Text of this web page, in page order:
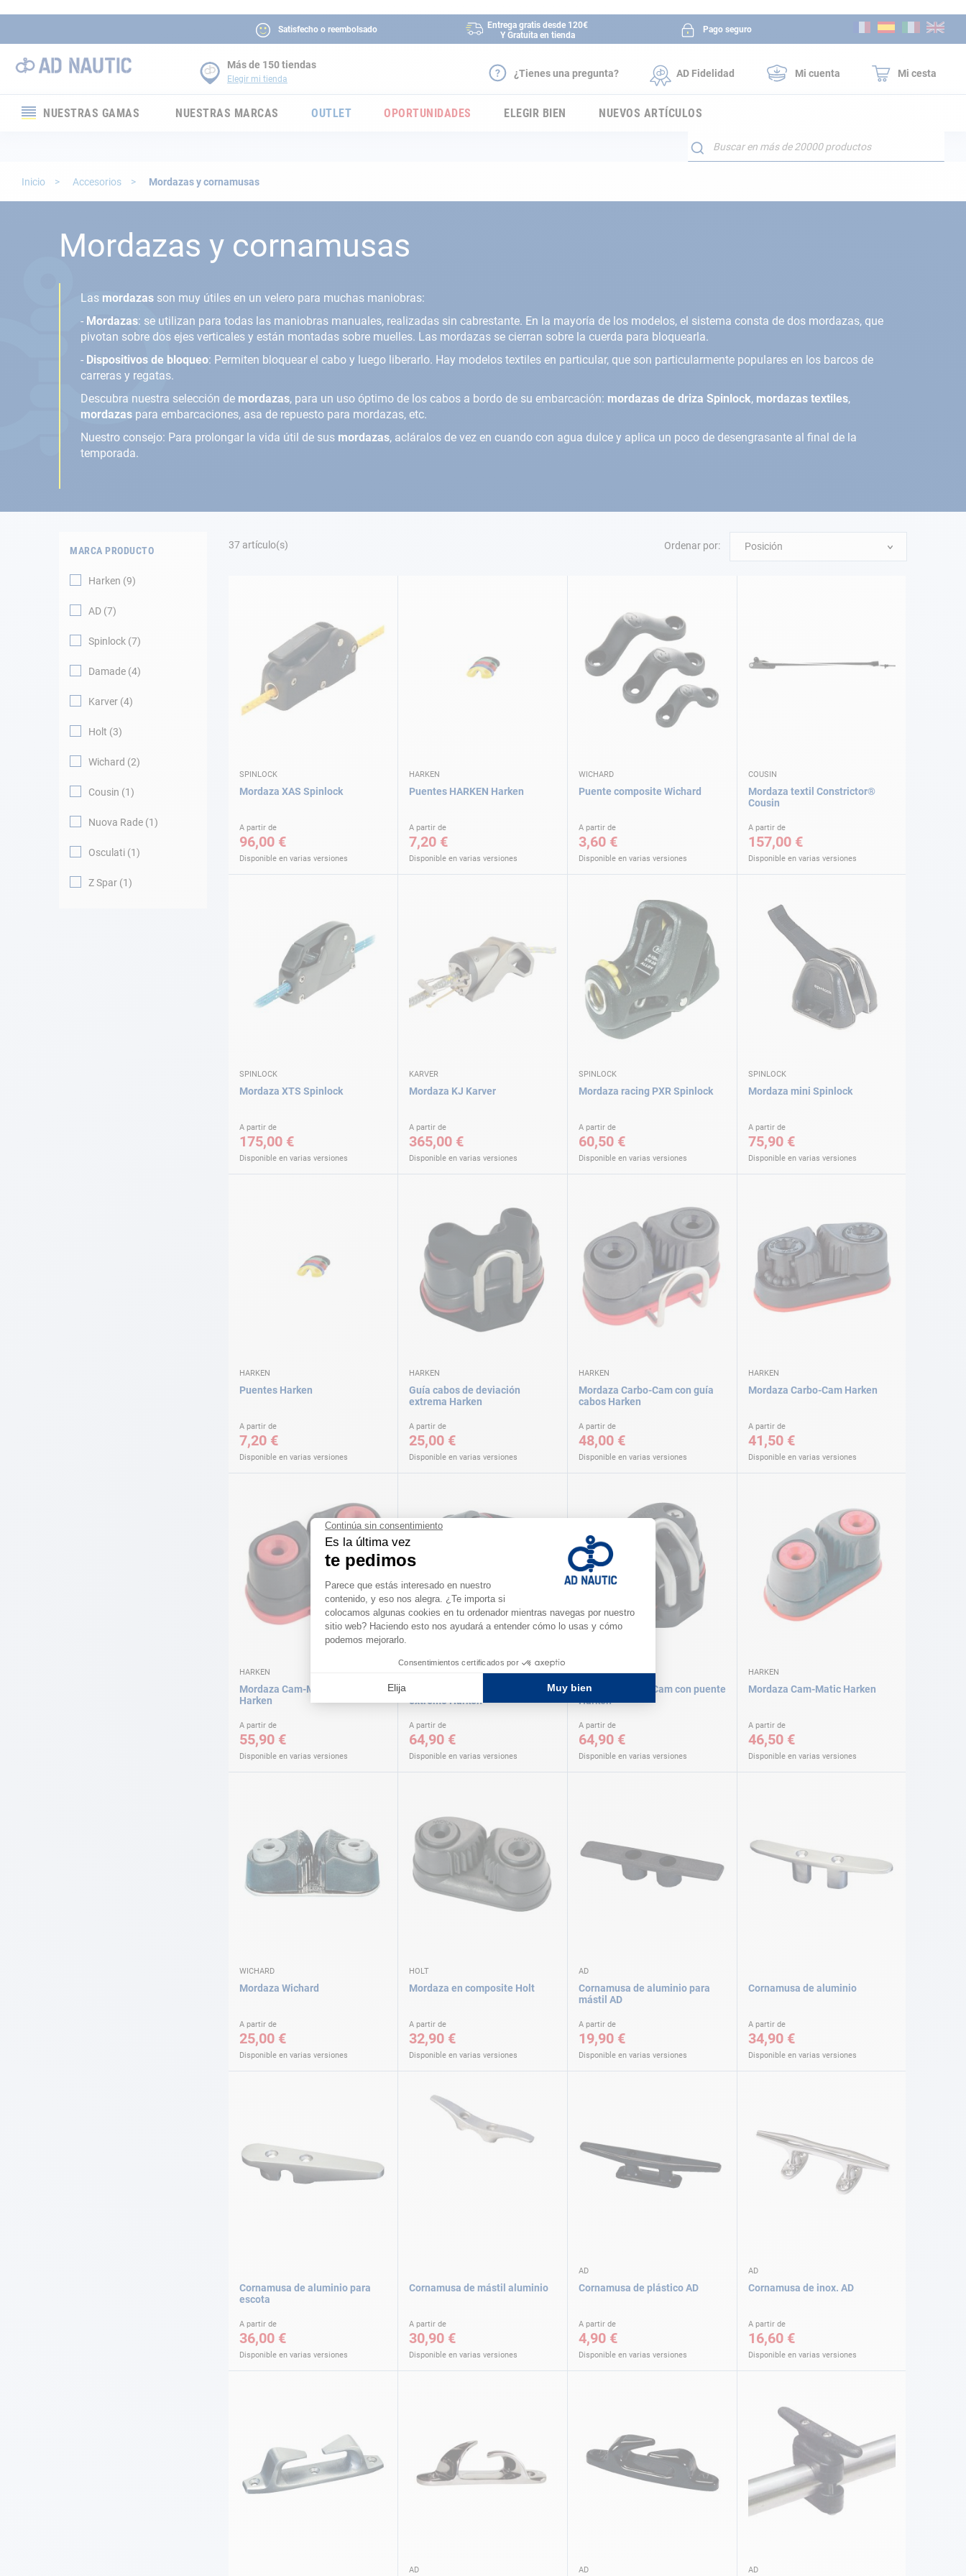
Satisfecho o reembolsado
Entrega gratis desde 120€
Y Gratuita en tienda
Pago seguro
Más de 150 tiendas
Elegir mi tienda ¿Tienes una pregunta? AD Fidelidad Mi cuenta Mi cesta
NUESTRAS GAMAS
Electricidad
Cabuyería
Mantenimiento
NUESTRAS MARCAS OUTLET OPORTUNIDADES ELEGIR BIEN NUEVOS ARTÍCULOS
Buscar
Inicio Accesorios Mordazas y cornamusas
Mordazas y cornamusas
Las mordazas son muy útiles en un velero para muchas maniobras:
- Mordazas: se utilizan para todas las maniobras manuales, realizadas sin cabrestante. En la mayoría de los modelos, el sistema consta de dos mordazas, que
pivotan sobre dos ejes verticales y están montadas sobre muelles. Las mordazas se cierran sobre la cuerda para bloquearla.
- Dispositivos de bloqueo: Permiten bloquear el cabo y luego liberarlo. Hay modelos textiles en particular, que son particularmente populares en los barcos de
carreras y regatas.
Descubra nuestra selección de mordazas, para un uso óptimo de los cabos a bordo de su embarcación: mordazas de driza Spinlock, mordazas textiles,
mordazas para embarcaciones, asa de repuesto para mordazas, etc.
Nuestro consejo: Para prolongar la vida útil de sus mordazas, acláralos de vez en cuando con agua dulce y aplica un poco de desengrasante al final de la
temporada.
37 artículo(s) Ordenar por: Posición
SPINLOCK
Mordaza XAS Spinlock
A partir de
96,00 €
Disponible en varias versiones
HARKEN
Puentes HARKEN Harken
A partir de
7,20 €
Disponible en varias versiones
WICHARD
Puente composite Wichard
A partir de
3,60 €
Disponible en varias versiones
COUSIN
Mordaza textil Constrictor®
Cousin
A partir de
157,00 €
Disponible en varias versiones
SPINLOCK
Mordaza XTS Spinlock
A partir de
175,00 €
Disponible en varias versiones
KARVER
Mordaza KJ Karver
A partir de
365,00 €
Disponible en varias versiones
SPINLOCK
Mordaza racing PXR Spinlock
A partir de
60,50 €
Disponible en varias versiones
SPINLOCK
Mordaza mini Spinlock
A partir de
75,90 €
Disponible en varias versiones
HARKEN
Puentes Harken
A partir de
7,20 €
Disponible en varias versiones
HARKEN
Guía cabos de deviación
extrema Harken
A partir de
25,00 €
Disponible en varias versiones
HARKEN
Mordaza Carbo-Cam con guía
cabos Harken
A partir de
48,00 €
Disponible en varias versiones
HARKEN
Mordaza Carbo-Cam Harken
A partir de
41,50 €
Disponible en varias versiones
HARKEN
Mordaza Cam-Matic guía cabos
Harken
A partir de
55,90 €
Disponible en varias versiones
Mordaza Carbo-Cam con puente
extremo Harken
A partir de
64,90 €
Disponible en varias versiones
HARKEN
Mordaza Carbo-Cam con puente
Harken
A partir de
64,90 €
Disponible en varias versiones
HARKEN
Mordaza Cam-Matic Harken
A partir de
46,50 €
Disponible en varias versiones
WICHARD
Mordaza Wichard
A partir de
25,00 €
Disponible en varias versiones
HOLT
Mordaza en composite Holt
A partir de
32,90 €
Disponible en varias versiones
AD
Cornamusa de aluminio para
mástil AD
A partir de
19,90 €
Disponible en varias versiones
Cornamusa de aluminio
A partir de
34,90 €
Disponible en varias versiones
Cornamusa de aluminio para
escota
A partir de
36,00 €
Disponible en varias versiones
Cornamusa de mástil aluminio
A partir de
30,90 €
Disponible en varias versiones
AD
Cornamusa de plástico AD
A partir de
4,90 €
Disponible en varias versiones
AD
Cornamusa de inox. AD
A partir de
16,60 €
Disponible en varias versiones
AD AD AD
MARCA PRODUCTO
Harken 9
AD 7
Spinlock 7
Damade 4
Karver 4
Holt 3
Wichard 2
Cousin 1
Nuova Rade 1
Osculati 1
Z Spar 1